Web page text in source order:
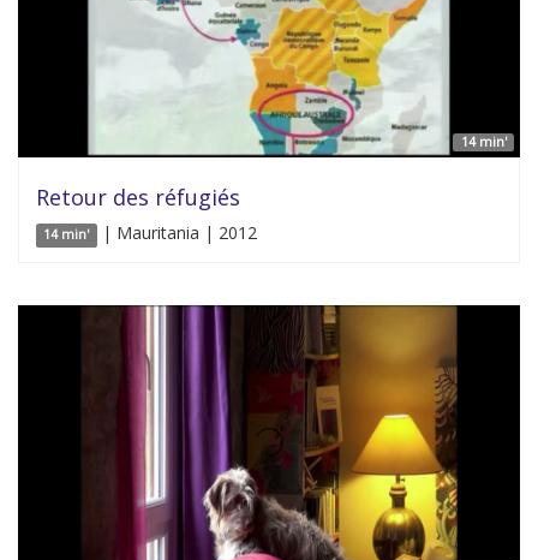
14 min'
Retour des réfugiés
14 min' | Mauritania | 2012